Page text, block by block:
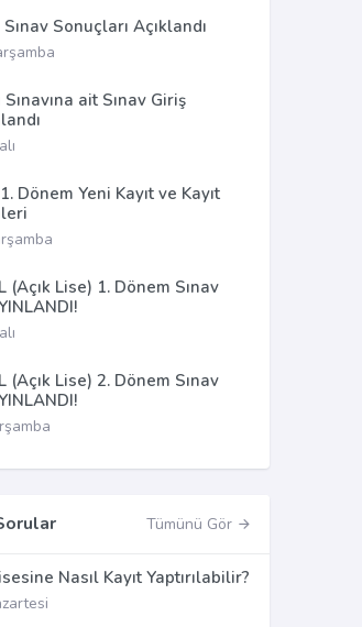
Sonuçları Açıklandı
Sınavına ait Sınav Giriş
Dönem Yeni Kayıt ve Kayıt
Lise) 1. Dönem Sınav
Lise) 2. Dönem Sınav
Tümünü Gör
Nasıl Kayıt Yaptırılabilir?